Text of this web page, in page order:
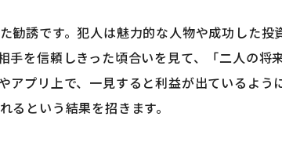
勧誘です。犯人は魅力的な人物や成功した
手を信頼しきった頃合いを見て、「二人の
アプリ上で、一見すると利益が出ているよ
るという結果を招きます。